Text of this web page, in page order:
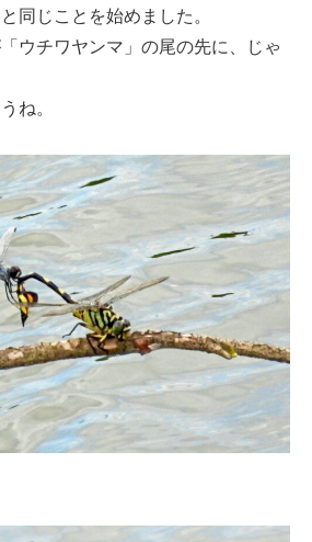
同じことを始めました。
ウチワヤンマ」の尾の先に、じゃ
ね。